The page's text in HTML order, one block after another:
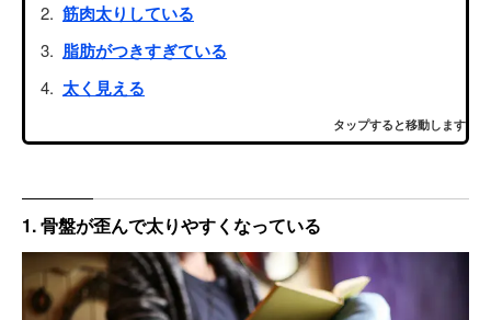
筋肉太りしている
脂肪がつきすぎている
太く見える
タップすると移動します
1. 骨盤が歪んで太りやすくなっている